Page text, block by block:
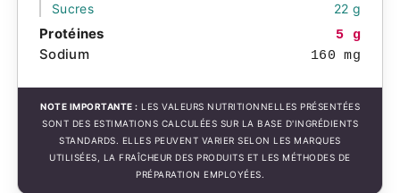
Sucres
22 g
Protéines 5 g
Sodium 160 mg
NOTE IMPORTANTE : LES VALEURS NUTRITIONNELLES PRÉSENTÉES
SONT DES ESTIMATIONS CALCULÉES SUR LA BASE D'INGRÉDIENTS
STANDARDS. ELLES PEUVENT VARIER SELON LES MARQUES
UTILISÉES, LA FRAÎCHEUR DES PRODUITS ET LES MÉTHODES DE
PRÉPARATION EMPLOYÉES.